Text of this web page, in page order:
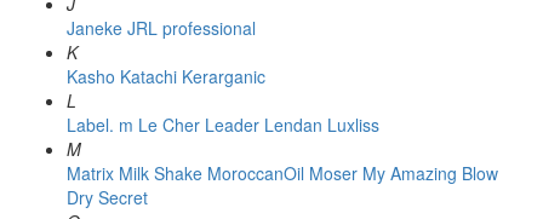
Janeke JRL professional
K
Kasho Katachi Kerarganic
L
Label. m Le Cher Leader Lendan Luxliss
M
Matrix Milk Shake MoroccanOil Moser My Amazing Blow
Dry Secret